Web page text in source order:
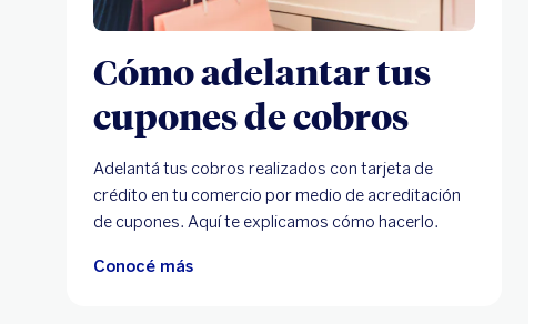
Cómo adelantar tus
cupones de cobros
Adelantá tus cobros realizados con tarjeta de
crédito en tu comercio por medio de acreditación
de cupones. Aquí te explicamos cómo hacerlo.
Conocé más